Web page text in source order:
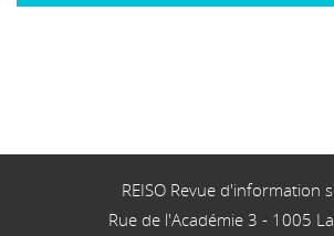
REISO Revue d'information
Rue de l'Académie 3 - 1005